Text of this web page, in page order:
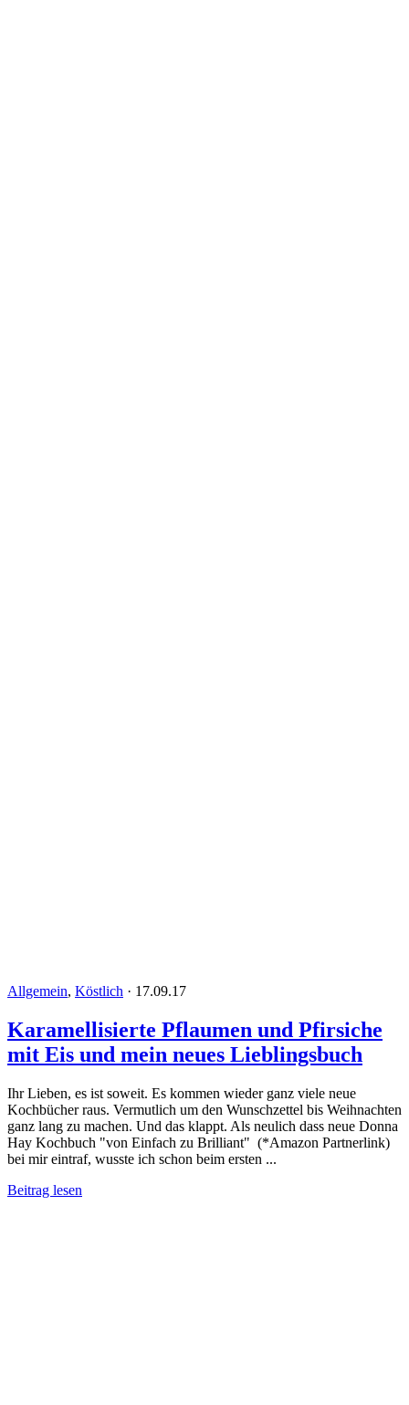
Allgemein, Köstlich · 17.09.17
Karamellisierte Pflaumen und Pfirsiche
mit Eis und mein neues Lieblingsbuch
Ihr Lieben, es ist soweit. Es kommen wieder ganz viele neue
Kochbücher raus. Vermutlich um den Wunschzettel bis Weihnachten
ganz lang zu machen. Und das klappt. Als neulich dass neue Donna
Hay Kochbuch "von Einfach zu Brilliant" (*Amazon Partnerlink)
bei mir eintraf, wusste ich schon beim ersten ...
Beitrag lesen